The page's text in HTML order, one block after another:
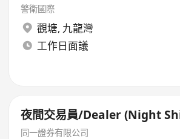
警衛國際
觀塘, 九龍灣
工作日面議
夜間交易員/Dealer (Night
同一證券有限公司